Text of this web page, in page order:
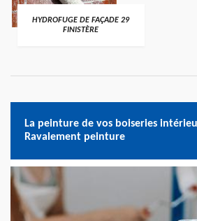
HYDROFUGE DE FAÇADE 29
FINISTÈRE
La peinture de vos boiseries
Ravalement peinture